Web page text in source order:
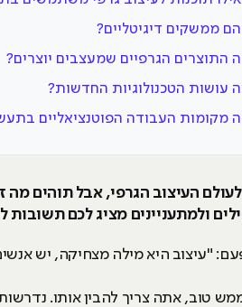
העיצוב הגרפי, אבל תוהים
"עיצוב היא מילה מצחיקה, יש
טוב, אתה צריך להבין אותו.